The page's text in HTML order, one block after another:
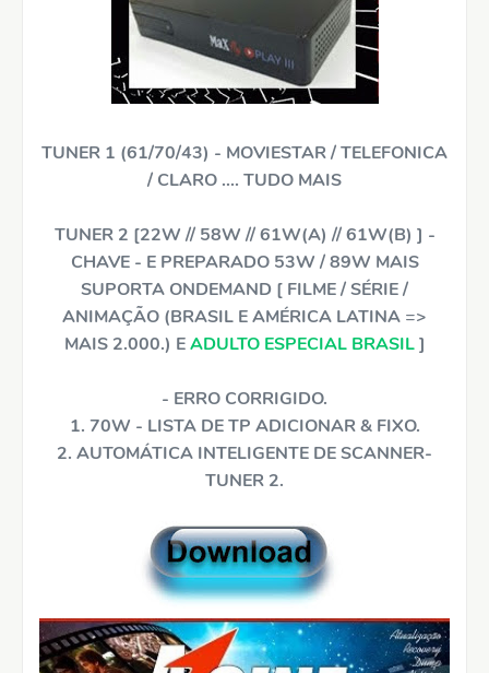
TUNER 1 (61/70/43) - MOVIESTAR / TELEFONICA
/ CLARO .... TUDO MAIS
TUNER 2 [22W // 58W // 61W(A) // 61W(B) ] -
CHAVE - E PREPARADO 53W / 89W MAIS
SUPORTA ONDEMAND [ FILME / SÉRIE /
ANIMAÇÃO (BRASIL E AMÉRICA LATINA =>
MAIS 2.000.) EADULTO ESPECIAL BRASIL]
- ERRO CORRIGIDO.
1. 70W - LISTA DE TP ADICIONAR & FIXO.
2. AUTOMÁTICA INTELIGENTE DE SCANNER-
TUNER 2.